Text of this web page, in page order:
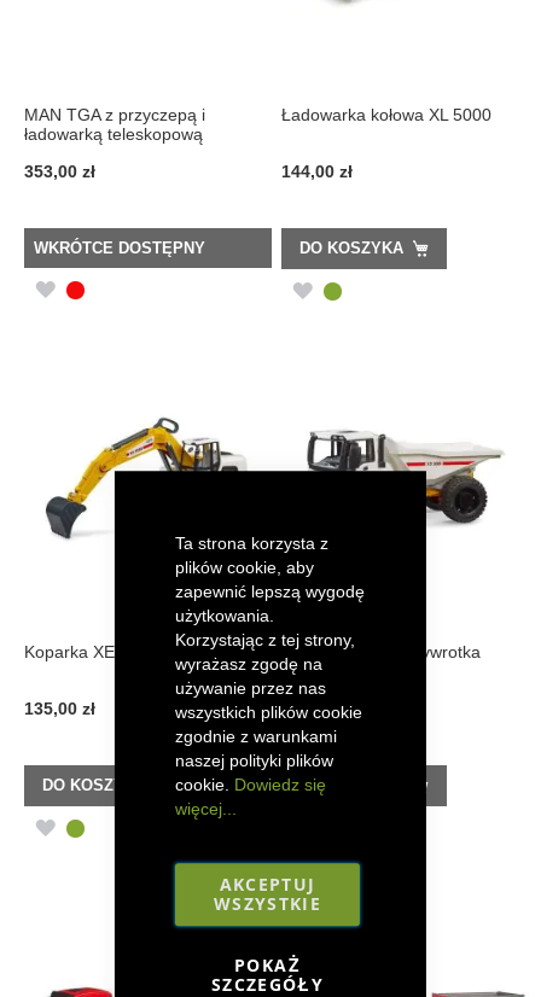
Ta strona korzysta z
plików cookie, aby
zapewnić lepszą wygodę
użytkowania.
Korzystając z tej strony,
wyrażasz zgodę na
używanie przez nas
wszystkich plików cookie
zgodnie z warunkami
naszej polityki plików
cookie. Dowiedz się
więcej...
AKCEPTUJ
WSZYSTKIE
POKAŻ
SZCZEGÓŁY
MAN TGA z przyczepą i
ładowarką teleskopową
353,00 zł
WKRÓTCE DOSTĘPNY
DODAJ
Ładowarka kołowa XL 5000
144,00 zł
DO KOSZYKA
DODAJ
Koparka XE 5000 Bruder
135,00 zł
DO KOSZYKA
DODAJ
Bruder XD 5000 wywrotka
135,00 zł
DO KOSZYKA
DO
LISTY